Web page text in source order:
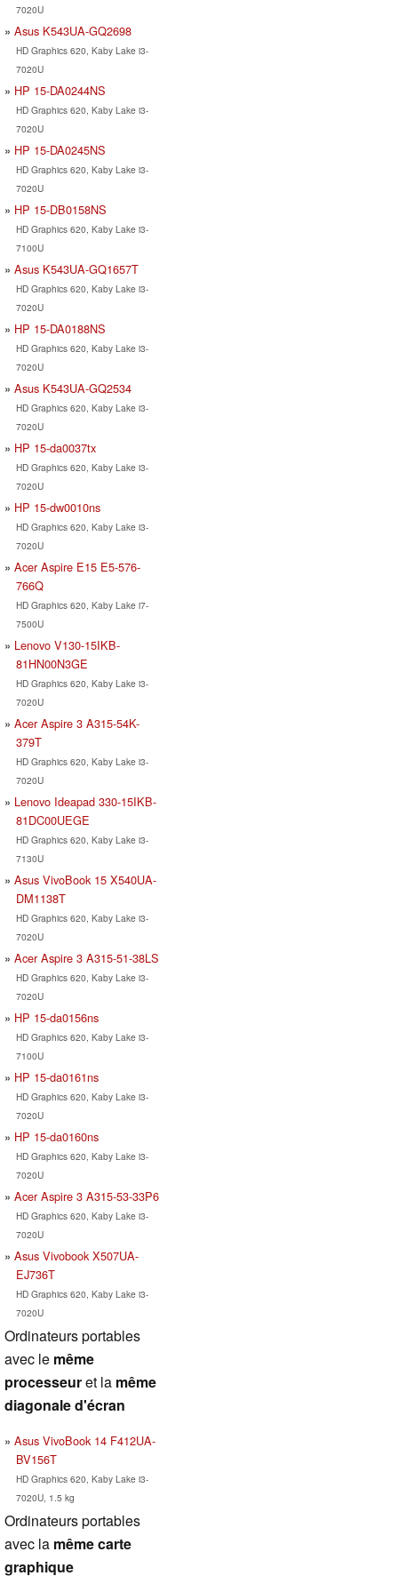
7020U
Asus K543UA-GQ2698
HD Graphics 620, Kaby Lake i3-
7020U
HP 15-DA0244NS
HD Graphics 620, Kaby Lake i3-
7020U
HP 15-DA0245NS
HD Graphics 620, Kaby Lake i3-
7020U
HP 15-DB0158NS
HD Graphics 620, Kaby Lake i3-
7100U
Asus K543UA-GQ1657T
HD Graphics 620, Kaby Lake i3-
7020U
HP 15-DA0188NS
HD Graphics 620, Kaby Lake i3-
7020U
Asus K543UA-GQ2534
HD Graphics 620, Kaby Lake i3-
7020U
HP 15-da0037tx
HD Graphics 620, Kaby Lake i3-
7020U
HP 15-dw0010ns
HD Graphics 620, Kaby Lake i3-
7020U
Acer Aspire E15 E5-576-
766Q
HD Graphics 620, Kaby Lake i7-
7500U
Lenovo V130-15IKB-
81HN00N3GE
HD Graphics 620, Kaby Lake i3-
7020U
Acer Aspire 3 A315-54K-
379T
HD Graphics 620, Kaby Lake i3-
7020U
Lenovo Ideapad 330-15IKB-
81DC00UEGE
HD Graphics 620, Kaby Lake i3-
7130U
Asus VivoBook 15 X540UA-
DM1138T
HD Graphics 620, Kaby Lake i3-
7020U
Acer Aspire 3 A315-51-38LS
HD Graphics 620, Kaby Lake i3-
7020U
HP 15-da0156ns
HD Graphics 620, Kaby Lake i3-
7100U
HP 15-da0161ns
HD Graphics 620, Kaby Lake i3-
7020U
HP 15-da0160ns
HD Graphics 620, Kaby Lake i3-
7020U
Acer Aspire 3 A315-53-33P6
HD Graphics 620, Kaby Lake i3-
7020U
Asus Vivobook X507UA-
EJ736T
HD Graphics 620, Kaby Lake i3-
7020U
Ordinateurs portables
avec le même
processeuret la même
diagonale d'écran
Asus VivoBook 14 F412UA-
BV156T
HD Graphics 620, Kaby Lake i3-
7020U, 1.5 kg
Ordinateurs portables
avec la même carte
graphique